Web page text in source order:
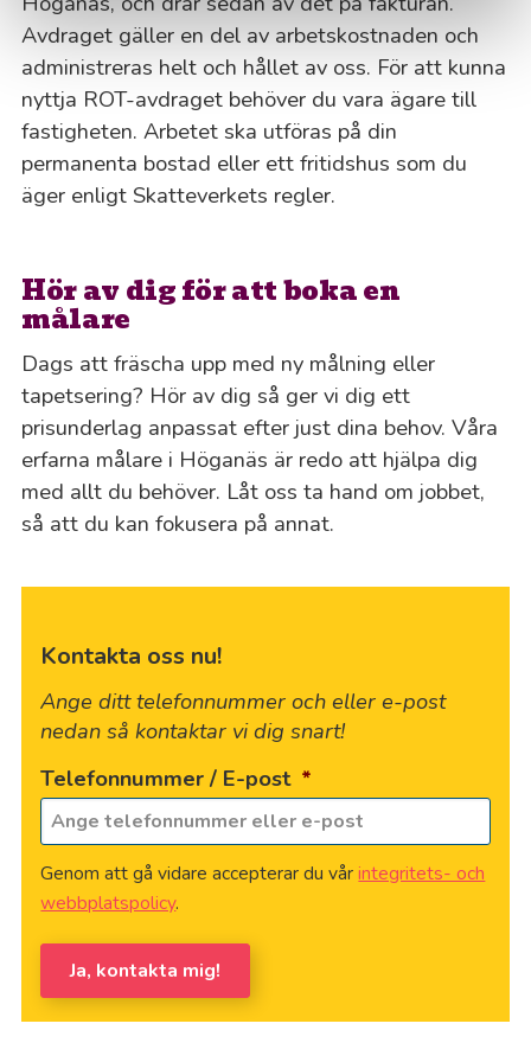
Avdraget gäller en del av arbetskostnaden och
administreras helt och hållet av oss. För att kunna
nyttja ROT-avdraget behöver du vara ägare till
fastigheten. Arbetet ska utföras på din
permanenta bostad eller ett fritidshus som du
äger enligt Skatteverkets regler.
Hör av dig för att boka en
målare
Dags att fräscha upp med ny målning eller
tapetsering? Hör av dig så ger vi dig ett
prisunderlag anpassat efter just dina behov. Våra
erfarna målare i Höganäs är redo att hjälpa dig
med allt du behöver. Låt oss ta hand om jobbet,
så att du kan fokusera på annat.
Kontakta oss nu!
Ange ditt telefonnummer och eller e-post
nedan så kontaktar vi dig snart!
Telefonnummer / E-post *
Genom att gå vidare accepterar du vårintegritets- och
webbplatspolicy.
Ja, kontakta mig!